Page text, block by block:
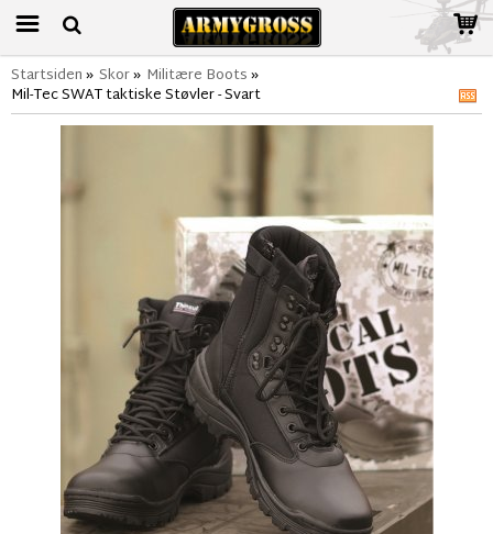
Startsiden» Skor» Militære Boots»
Mil-Tec SWAT taktiske Støvler - Svart